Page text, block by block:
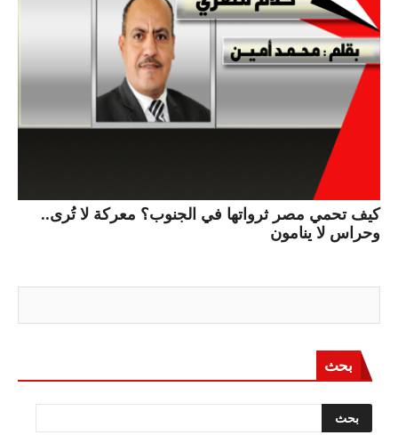
كيف تحمي مصر ثرواتها في الجنوب؟ معركة لا تُرى..
وحراس لا ينامون
بحث